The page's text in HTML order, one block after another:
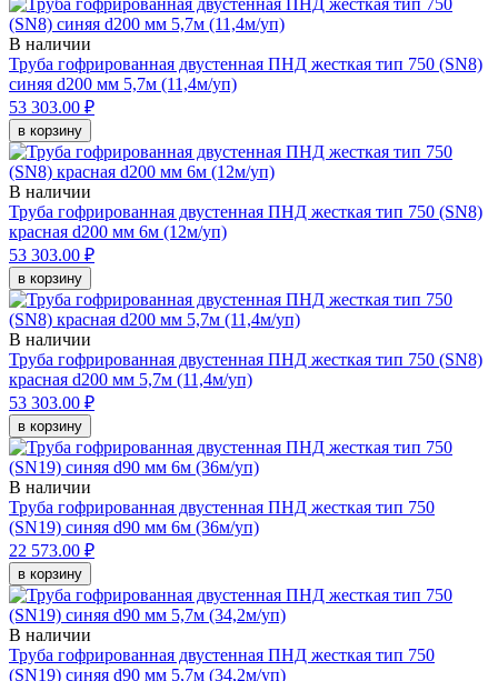
В наличии
Труба гофрированная двустенная ПНД жесткая тип 750 (SN8)
синяя d200 мм 5,7м (11,4м/уп)
53 303.00 ₽
в корзину
В наличии
Труба гофрированная двустенная ПНД жесткая тип 750 (SN8)
красная d200 мм 6м (12м/уп)
53 303.00 ₽
в корзину
В наличии
Труба гофрированная двустенная ПНД жесткая тип 750 (SN8)
красная d200 мм 5,7м (11,4м/уп)
53 303.00 ₽
в корзину
В наличии
Труба гофрированная двустенная ПНД жесткая тип 750
(SN19) синяя d90 мм 6м (36м/уп)
22 573.00 ₽
в корзину
В наличии
Труба гофрированная двустенная ПНД жесткая тип 750
(SN19) синяя d90 мм 5,7м (34,2м/уп)